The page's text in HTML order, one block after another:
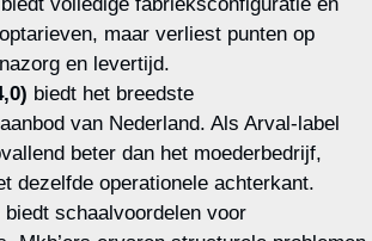
maar verliest punten op
en levertijd.
biedt het breedste
van Nederland. Als Arval‑label
beter dan het moederbedrijf,
dezelfde operationele achterkant.
biedt schaalvoordelen voor